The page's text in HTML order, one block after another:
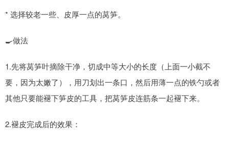
* 选择较老一些、皮厚一点的莴笋。
🍳做法
1.先将莴笋叶摘除干净，切成中等大小的长度（上面一小截不
要，因为太嫩了），用刀划出一条口，然后用薄一点的铁勺或者
其他只要能褪下笋皮的工具，把莴笋皮连筋条一起褪下来。
2.褪皮完成后的效果：